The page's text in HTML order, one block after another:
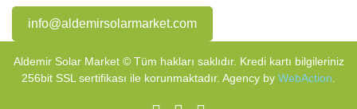
info@aldemirsolarmarket.com
Aldemir Solar Market © Tüm hakları saklıdır. Kredi kartı bilgileriniz
256bit SSL sertifikası ile korunmaktadır. Agency by WebAction